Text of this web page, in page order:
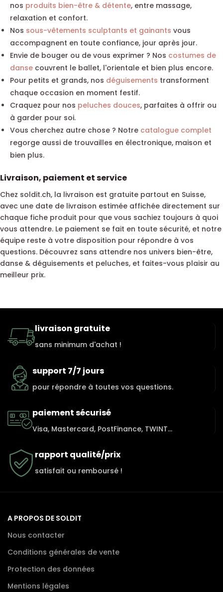
nos produits bien-être & détente, entre massage,
relaxation et confort.
Nos sous-vêtements sculptants et gainants vous
accompagnent en toute confiance, jour après jour.
Envie de bouger ou de vous exprimer ? Nos costumes de
danse couvrent le ballet, l'orientale et bien plus encore.
Pour petits et grands, nos déguisements transforment
chaque occasion en moment festif.
Craquez pour nos peluches douces, parfaites à offrir ou
à garder pour soi.
Vous cherchez autre chose ? Notre catalogue complet
regorge aussi de trouvailles en électronique, maison et
bien plus.
Livraison, paiement et service
Chez soldit.ch, la livraison est gratuite partout en Suisse,
avec une date de livraison estimée affichée directement sur
chaque fiche produit pour que vous sachiez toujours à quoi
vous attendre. Le paiement se fait en toute sécurité, et notre
équipe reste à votre disposition pour répondre à vos
questions. Découvrez sans attendre nos univers bien-être,
danse & déguisements et peluches, et faites-vous plaisir au
meilleur prix.
livraison gratuite
sans minimum d'achat !
support 7/7 jours
pour répondre à toutes vos questions.
paiement sécurisé
Visa, Mastercard, PostFinance, TWINT...
rapport qualité/prix
satisfait ou remboursé !
A PROPOS DE SOLDIT
Nous contacter
Conditions générales de vente
Protection des données
Mentions légales